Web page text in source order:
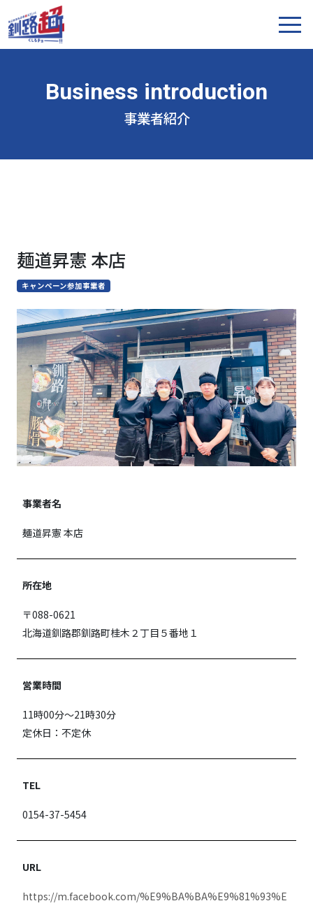
事業者紹介
麺道昇憲 本店
キャンペーン参加事業者
事業者名
麺道昇憲 本店
所在地
〒088-0621
北海道釧路郡釧路町桂木２丁目５番地１
営業時間
11時00分〜21時30分
定休日：不定休
TEL
0154-37-5454
URL
https://m.facebook.com/%E9%BA%BA%E9%81%93%E